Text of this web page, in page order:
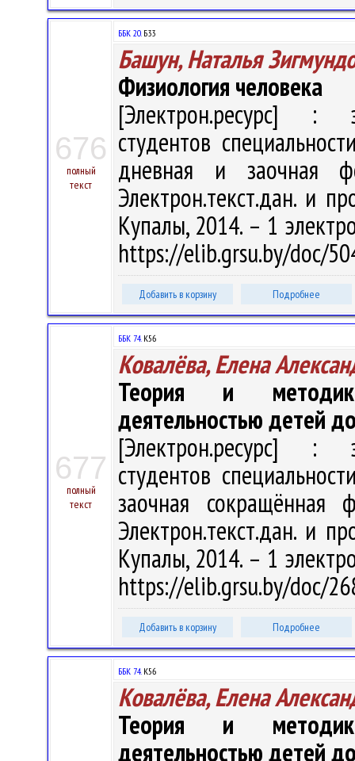
676
полный
текст
ББК 20.Б33
Башун, Наталья
Физиология человека
[Электрон.ресурс] :
студентов
дневная и
Электрон.текст.дан. и
Купалы, 2014. – 1
https://elib.grsu.by/doc/
Добавить в корзину Подробнее
677
полный
текст
ББК 74.К56
Ковалёва, Елена
Теория и
деятельностью детей
[Электрон.ресурс] :
студентов
заочная
Электрон.текст.дан. и
Купалы, 2014. – 1
https://elib.grsu.by/doc/
Добавить в корзину Подробнее
ББК 74.К56
Ковалёва, Елена
Теория и
деятельностью детей